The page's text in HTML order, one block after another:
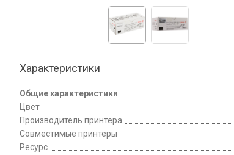
Характеристики
Общие характеристики
Цвет
Производитель принтера
Совместимые принтеры
Ресурс